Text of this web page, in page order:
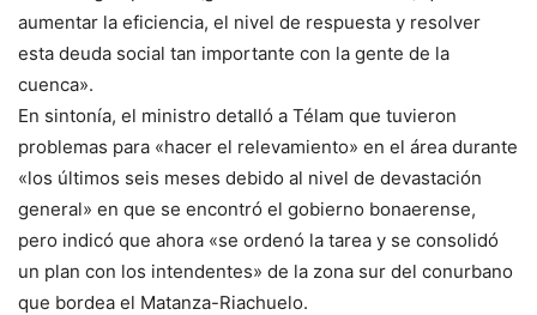
aumentar la eficiencia, el nivel de respuesta y resolver
esta deuda social tan importante con la gente de la
cuenca».
En sintonía, el ministro detalló a Télam que tuvieron
problemas para «hacer el relevamiento» en el área durante
«los últimos seis meses debido al nivel de devastación
general» en que se encontró el gobierno bonaerense,
pero indicó que ahora «se ordenó la tarea y se consolidó
un plan con los intendentes» de la zona sur del conurbano
que bordea el Matanza-Riachuelo.